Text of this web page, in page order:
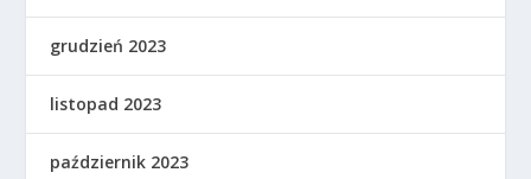
grudzień 2023
listopad 2023
październik 2023